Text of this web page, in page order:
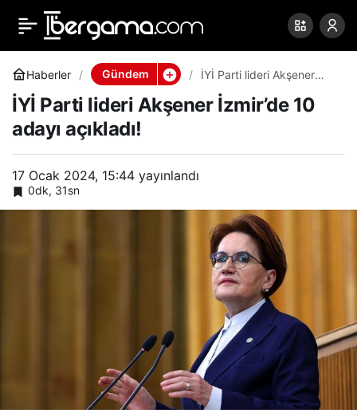
Haberler Gündem
İYİ Parti lideri Akşener
İYİ Parti lideri Akşener İzmir’de 10
adayı açıkladı!
17 Ocak 2024, 15:44 yayınlandı
0dk, 31sn
İYİ Parti lideri Akşener
İzmir’de 10 adayı açıkladı!
0 Paylaş